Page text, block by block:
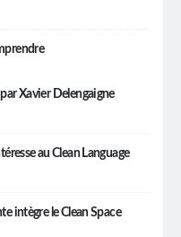
Xavier Delengaigne
au Clean Language
intègre le Clean Space